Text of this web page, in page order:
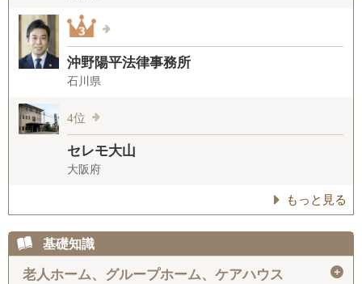
沖野陽平法律事務所
石川県
4位
セレモ大山
大阪府
もっと見る
基礎知識
老人ホーム、グループホーム、ケアハウス ＋